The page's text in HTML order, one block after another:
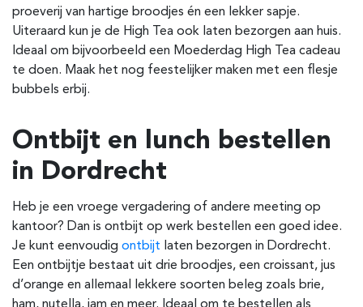
proeverij van hartige broodjes én een lekker sapje.
Uiteraard kun je de High Tea ook laten bezorgen aan huis.
Ideaal om bijvoorbeeld een Moederdag High Tea cadeau
te doen. Maak het nog feestelijker maken met een flesje
bubbels erbij.
Ontbijt en lunch bestellen
in Dordrecht
Heb je een vroege vergadering of andere meeting op
kantoor? Dan is ontbijt op werk bestellen een goed idee.
Je kunt eenvoudig ontbijt laten bezorgen in Dordrecht.
Een ontbijtje bestaat uit drie broodjes, een croissant, jus
d’orange en allemaal lekkere soorten beleg zoals brie,